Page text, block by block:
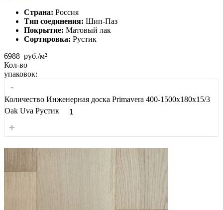
Страна: Россия
Тип соединения: Шип-Паз
Покрытие: Матовый лак
Сортировка: Рустик
6988 руб./м²
Кол-во
упаковок:
-
Количество Инженерная доска Primavera 400-1500х180х15/3
Oak Uva Рустик
+